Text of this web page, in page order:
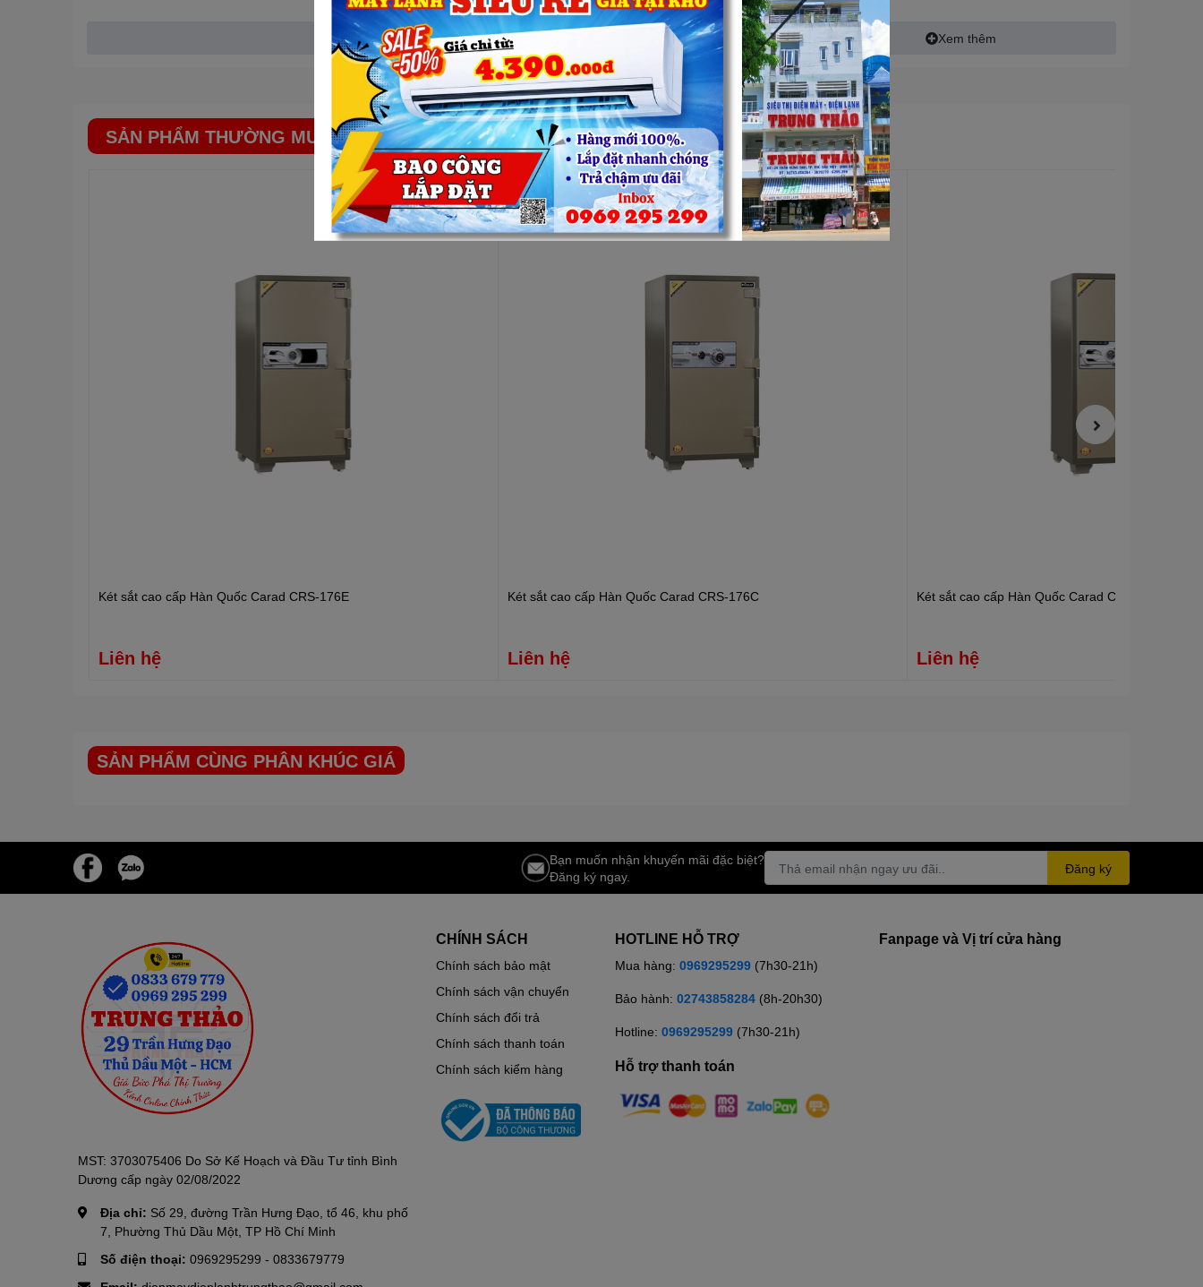
– Khóa điện tử đổi mã theo ý muốn từ 1 đến 16 số.
– Bản lề: bản lề bên ngoài to , chắc chắn. Bên trong két có chốt âm chống cạy phá.
– Khả năng chống cháy: Kiểm định chống cháy Hàn Quốc, chịu được nhiệt độ 1050ºC trong 2 giờ
Xem thêm
Ngăn phụ bên trong
Đợt bên trong
Trọng lượng
Bảo hành
Xem thêm
SẢN PHẨM THƯỜNG MUA CÙNG
Két sắt cao cấp Hàn Quốc Carad CRS-176E
Liên hệ
Két sắt cao cấp Hàn Quốc Carad CRS-176C
Liên hệ
Két sắt cao cấp Hàn Quốc Carad CRS-159E
Liên hệ
SẢN PHẨM CÙNG PHÂN KHÚC GIÁ
Bạn muốn nhận khuyến mãi đặc biệt?
Đăng ký ngay.
Đăng ký
MST: 3703075406 Do Sở Kế Hoạch và Đầu Tư tỉnh Bình
Dương cấp ngày 02/08/2022
Địa chỉ: Số 29, đường Trần Hưng Đạo, tổ 46, khu phố
7, Phường Thủ Dầu Một, TP Hồ Chí Minh
Số điện thoại: 0969295299 - 0833679779
CHÍNH SÁCH
Chính sách bảo mật
Chính sách vận chuyển
Chính sách đổi trả
Chính sách thanh toán
Chính sách kiểm hàng
HOTLINE HỖ TRỢ
Mua hàng: 0969295299 (7h30-21h)
Bảo hành: 02743858284 (8h-20h30)
Hotline: 0969295299 (7h30-21h)
Hỗ trợ thanh toán
Fanpage và Vị trí cửa hàng